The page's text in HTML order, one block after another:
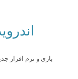
اندروید
بازی و نرم افزار جدید